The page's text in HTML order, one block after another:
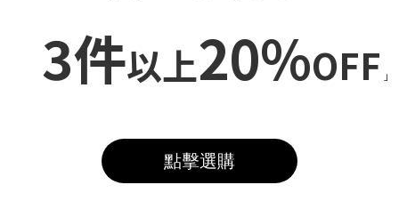
3件以上20%OFF 」
點擊選購